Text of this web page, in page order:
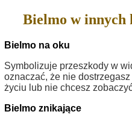
Bielmo w innych
Bielmo na oku
Symbolizuje przeszkody w
oznaczać, że nie
życiu lub nie chcesz
Bielmo znikające